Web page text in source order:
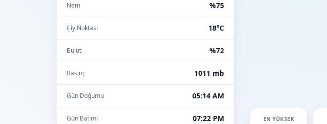
Nem %75
Çiy Noktası 18°C
Bulut %72
Basınç 1011 mb
Gün Doğumu 05:14 AM
Gün Batımı 07:22 PM EN YÜKSEK